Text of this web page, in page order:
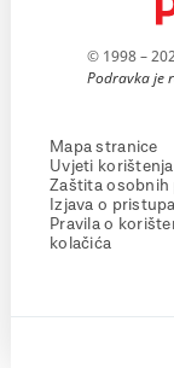
© 1998 –
Podravka je
Mapa stranice
Uvjeti korištenja
Zaštita osobnih
Izjava o
Pravila o
kolačića